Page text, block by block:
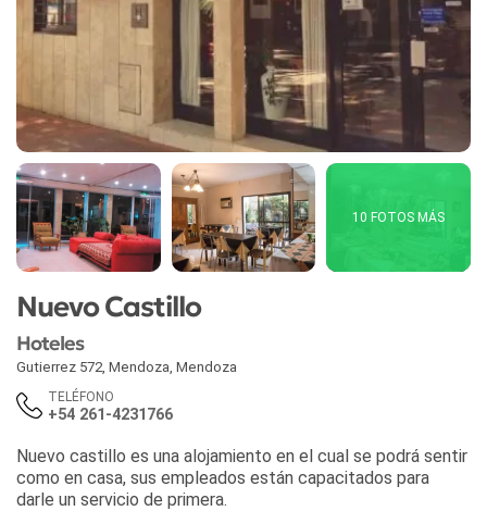
10 FOTOS MÁS
Nuevo Castillo
Hoteles
Gutierrez 572 Mendoza Mendoza
TELÉFONO
+54 261-4231766
Nuevo castillo es una alojamiento en el cual se podrá sentir
como en casa, sus empleados están capacitados para
darle un servicio de primera.